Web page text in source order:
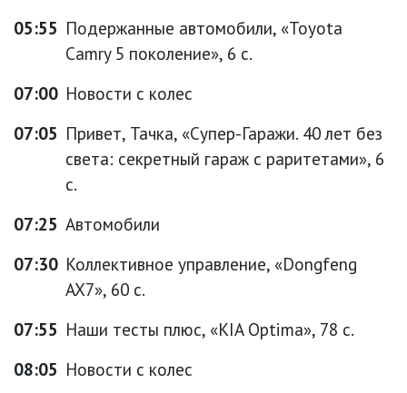
05:55 Подержанные автомобили, «Toyota
Camry 5 поколение», 6 с.
07:00 Новости с колес
07:05 Привет, Тачка, «Супер-Гаражи. 40 лет без
света: секретный гараж с раритетами», 6
с.
07:25 Автомобили
07:30 Коллективное управление, «Dongfeng
AX7», 60 с.
07:55 Наши тесты плюс, «KIA Optima», 78 с.
08:05 Новости с колес